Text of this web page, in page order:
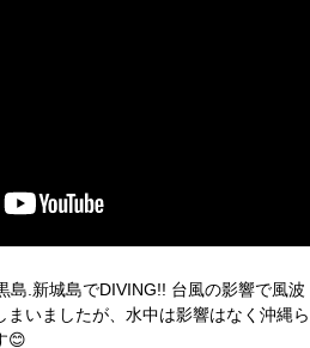
島.新城島でDIVING!! 台風の影響で風波
いましたが、水中は影響はなく沖縄ら
😊